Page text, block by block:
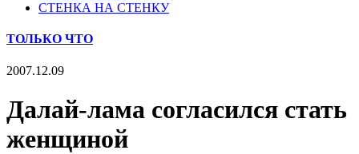
СТЕНКА НА СТЕНКУ
ТОЛЬКО ЧТО
2007.12.09
Далай-лама согласился стать
женщиной